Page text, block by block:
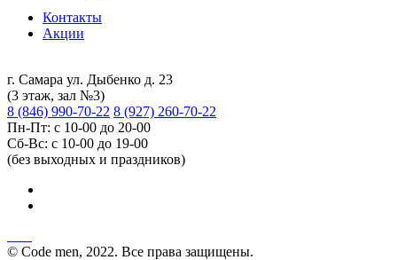
Контакты
Акции
г. Самара ул. Дыбенко д. 23
(3 этаж, зал №3)
8 (846) 990-70-22 8 (927) 260-70-22
Пн-Пт: с 10-00 до 20-00
Сб-Вс: с 10-00 до 19-00
(без выходных и праздников)
© Code men, 2022. Все права защищены.